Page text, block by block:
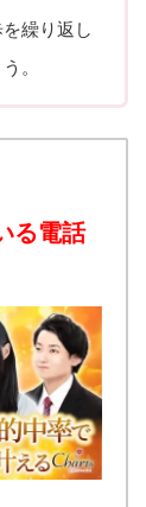
繰り返し
。
る電話